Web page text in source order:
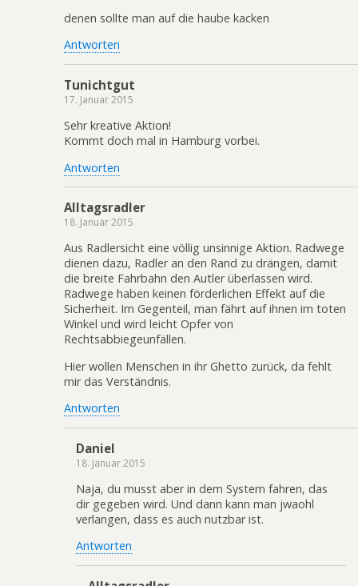
denen sollte man auf die haube kacken
Antworten
Tunichtgut
17. Januar 2015
Sehr kreative Aktion!
Kommt doch mal in Hamburg vorbei.
Antworten
Alltagsradler
18. Januar 2015
Aus Radlersicht eine völlig unsinnige Aktion. Radwege
dienen dazu, Radler an den Rand zu drängen, damit
die breite Fahrbahn den Autler überlassen wird.
Radwege haben keinen förderlichen Effekt auf die
Sicherheit. Im Gegenteil, man fährt auf ihnen im toten
Winkel und wird leicht Opfer von
Rechtsabbiegeunfällen.
Hier wollen Menschen in ihr Ghetto zurück, da fehlt
mir das Verständnis.
Antworten
Daniel
18. Januar 2015
Naja, du musst aber in dem System fahren, das
dir gegeben wird. Und dann kann man jwaohl
verlangen, dass es auch nutzbar ist.
Antworten